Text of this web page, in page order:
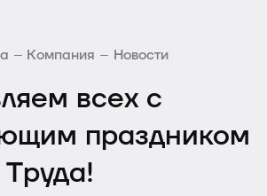
Компания Новости
всех с
праздником